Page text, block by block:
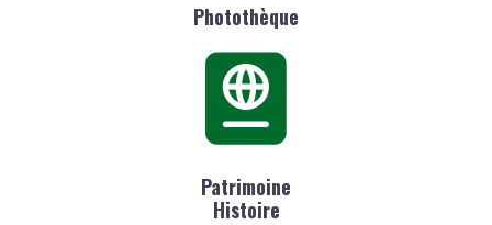
Photothèque
Patrimoine
Histoire